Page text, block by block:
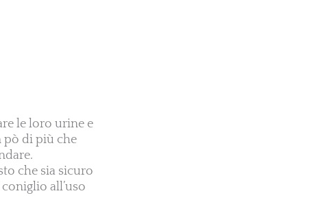
le loro urine e
pò di più che
che sia sicuro
all’uso